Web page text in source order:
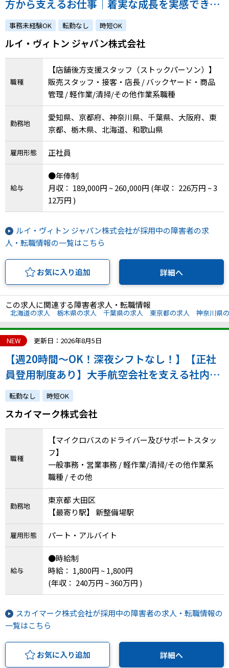
方から支えるお仕事｜着実な成長を実感できる
環境です！｜atGPからの採用実績あり！
事務未経験OK 転勤なし 時短OK
ルイ・ヴィトン ジャパン株式会社
職種
【店舗後方支援スタッフ（ストックパーソン）】
販売スタッフ・接客・店長 / バックヤード・商品
管理 / 軽作業/清掃/その他作業系職種
勤務地
愛知県、京都府、神奈川県、千葉県、大阪府、東
京都、栃木県、北海道、和歌山県
雇用形態 正社員
給与
●年俸制
月収： 189,000円 ~ 260,000円 (年収： 226万円 ~ 3
12万円 )
ルイ・ヴィトン ジャパン株式会社が採用中の障害者の求
人・転職情報の一覧はこちら
お気に入り追加 詳細へ
この求人に関連する障害者求人・転職情報
北海道の求人 栃木県の求人 千葉県の求人 東京都の求人 神奈川県
NEW 更新日：2026年8月5日
【週20時間～OK！深夜シフトなし！】【正社
員登用制度あり】大手航空会社を支える社内送
迎＆軽作業／選べるシフトで長く安心して働け
る環境です！
転勤なし 時短OK
スカイマーク株式会社
職種
【マイクロバスのドライバー及びサポートスタッ
フ】
一般事務・営業事務 / 軽作業/清掃/その他作業系
職種 / その他
勤務地
東京都 大田区
【最寄り駅】 新整備場駅
雇用形態 パート・アルバイト
給与
●時給制
時給： 1,800円 ~ 1,800円
(年収： 240万円 ~ 360万円 )
スカイマーク株式会社が採用中の障害者の求人・転職情報の
一覧はこちら
お気に入り追加 詳細へ